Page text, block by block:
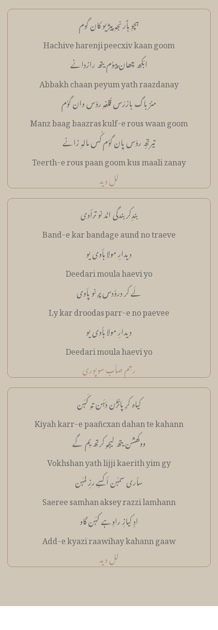
ہچوِ ہٲرنجہِ پیژیو کان گوم
Hachive harenji peecxiv kaan goom
ابَکھ چھان پیوٗم یتھ رازدانے
Abbakh chaan peyum yath raazdanay
منز باگ بازرَس قُلفہٕ رو٘س وان گوٗم
Manz baag baazras kulf-e rous waan goom
تیرتھٕ رو٘س پان گوٗم کُس مالہِ زانے
Teerth-e rous paan goom kus maali zanay
لل دید
بندٕکر بندگی انٛد نو ترأوی
Band-e kar bandage aund no traeve
دیدارِ مولا ہأوی یو
Deedari moula haevi yo
لَے کر دروٗدس پرٕ نو پأوی
Ly kar droodas parr-e no paevee
دیدارِ مولا ہأوی یو
Deedari moula haevi yo
رحِم صأب سوپوری
کیاہ کرٕ پانٛژَن دَہَن تہٕ کَہَن
Kiyah karr-e paañcxan dahan te kahann
ووکھشن یتھ لیجہٕ کرتھ یِم گے
Vokhshan yath lijji kaerith yim gy
سأری سمہَن أکسٕے رزِ لمہَن
Saeree samhan aksey razzi lamhann
ادٕ کیازِ راوِہے کہَن گاو
Add-e kyazi raawihay kahann gaaw
لل دید